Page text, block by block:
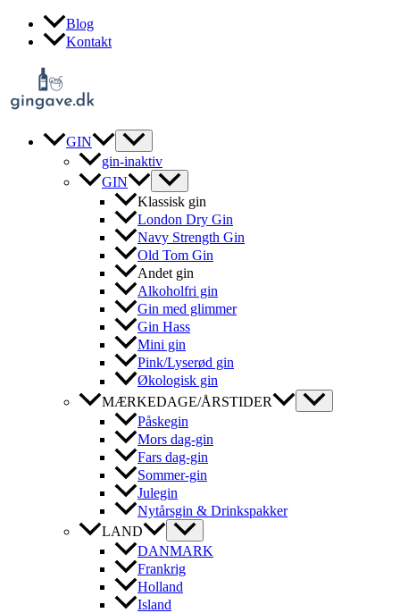
Blog
Kontakt
GIN
gin-inaktiv
GIN
Klassisk gin
London Dry Gin
Navy Strength Gin
Old Tom Gin
Andet gin
Alkoholfri gin
Gin med glimmer
Gin Hass
Mini gin
Pink/Lyserød gin
Økologisk gin
MÆRKEDAGE/ÅRSTIDER
Påskegin
Mors dag-gin
Fars dag-gin
Sommer-gin
Julegin
Nytårsgin & Drinkspakker
LAND
DANMARK
Frankrig
Holland
Island